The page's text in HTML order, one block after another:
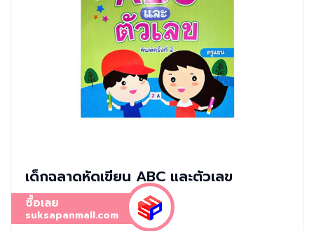
เด็กฉลาดหัดเขียน ABC และตัวเลข
ซื้อเลย
suksapanmall.com